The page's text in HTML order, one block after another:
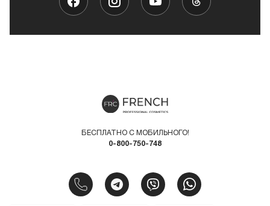
БЕСПЛАТНО С МОБИЛЬНОГО!
0-800-750-748